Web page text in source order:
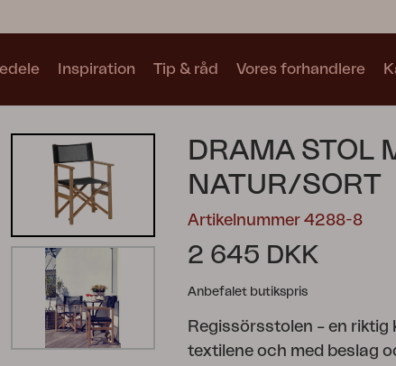
Blixt Trolly
Inspiration Tip & råd Vores forhandlere
DRAMA STOL
NATUR/SORT
Artikelnummer 4288-8
2 645 DKK
Anbefalet butikspris
Regissörsstolen – en
textilene och med beslag